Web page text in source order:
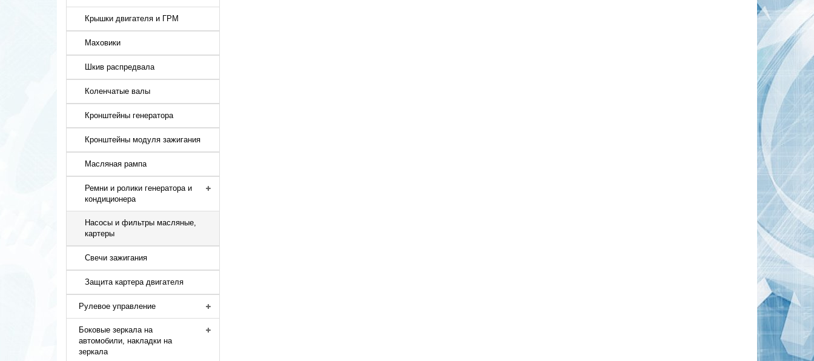
Крышки двигателя и ГРМ
Маховики
Шкив распредвала
Коленчатые валы
Кронштейны генератора
Кронштейны модуля зажигания
Масляная рампа
Ремни и ролики генератора и
кондиционера
Насосы и фильтры масляные,
картеры
Свечи зажигания
Защита картера двигателя
Рулевое управление
Боковые зеркала на
автомобили, накладки на
зеркала